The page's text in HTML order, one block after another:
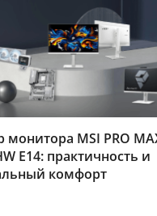
монитора MSI PRO
E14: практичность и
комфорт